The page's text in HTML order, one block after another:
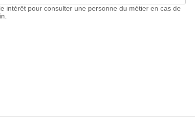
intérêt pour consulter une personne du métier en cas de